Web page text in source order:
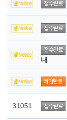
내
31051